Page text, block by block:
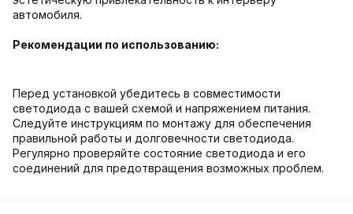
автомобиля.
Рекомендации по использованию:
Перед установкой убедитесь в совместимости
светодиода с вашей схемой и напряжением питания.
Следуйте инструкциям по монтажу для обеспечения
правильной работы и долговечности светодиода.
Регулярно проверяйте состояние светодиода и его
соединений для предотвращения возможных проблем.